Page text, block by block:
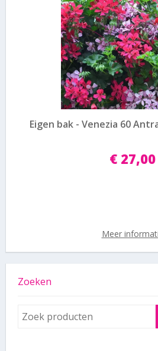
Eigen bak - Venezia 60
€ 27,00
Meer
Zoeken